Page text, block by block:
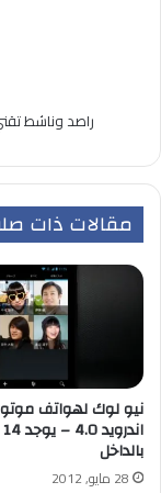
راصد وناشط
مقالات ذات
نيو لوك لهواتف
بالداخل
28 مايو, 2012